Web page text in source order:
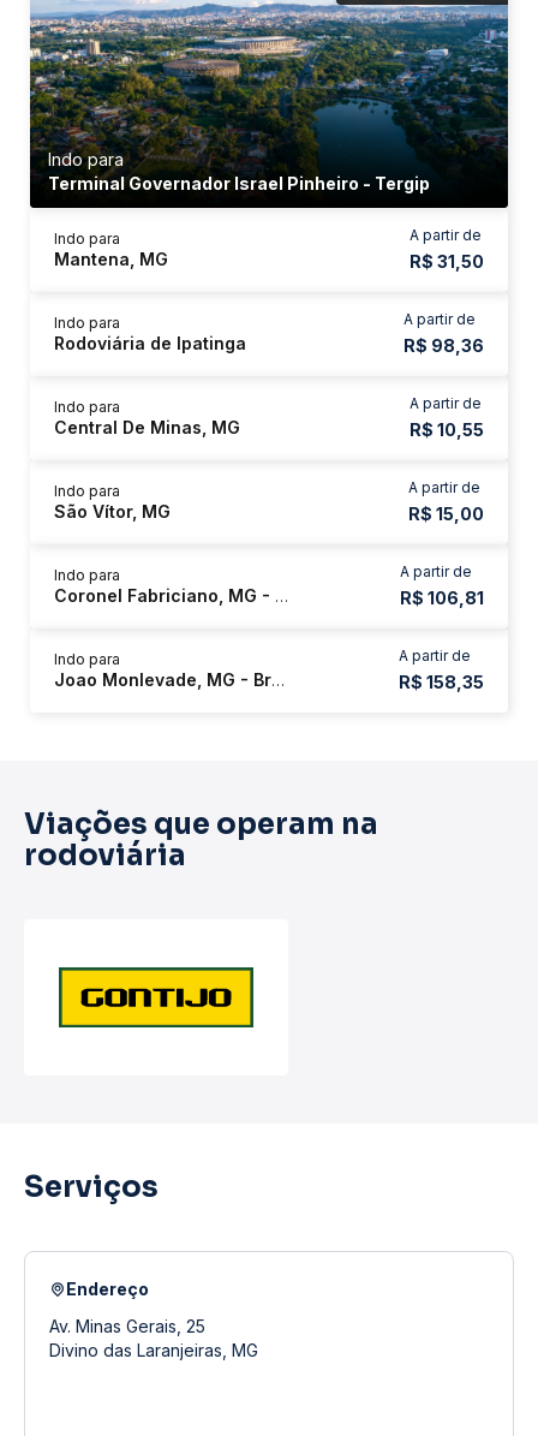
Indo para
Terminal Governador Israel Pinheiro - Tergip
A partir de
R$ 31,50
Indo para
Mantena, MG
A partir de
R$ 98,36
Indo para
Rodoviária de Ipatinga
A partir de
R$ 10,55
Indo para
Central De Minas, MG
A partir de
R$ 15,00
Indo para
São Vítor, MG
A partir de
R$ 106,81
Indo para
Coronel Fabriciano, MG - Rodoviária
A partir de
R$ 158,35
Indo para
Joao Monlevade, MG - Br262/Br381
Viações que operam na
rodoviária
Serviços
Endereço
Av. Minas Gerais, 25
Divino das Laranjeiras, MG